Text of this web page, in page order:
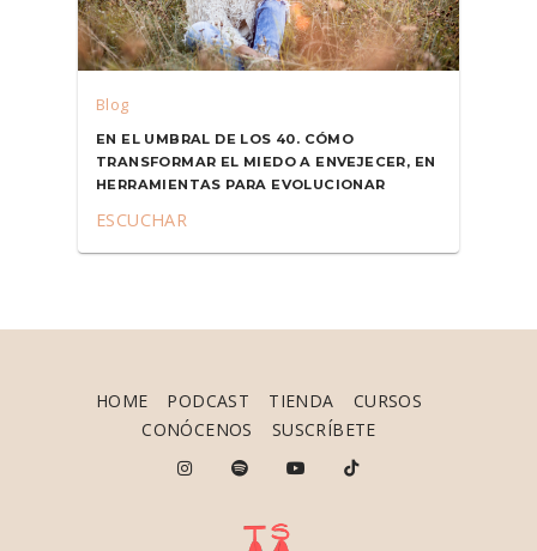
Blog
EN EL UMBRAL DE LOS 40. CÓMO
TRANSFORMAR EL MIEDO A ENVEJECER, EN
HERRAMIENTAS PARA EVOLUCIONAR
ESCUCHAR
HOME PODCAST TIENDA
CURSOS
CONÓCENOS
SUSCRÍBETE